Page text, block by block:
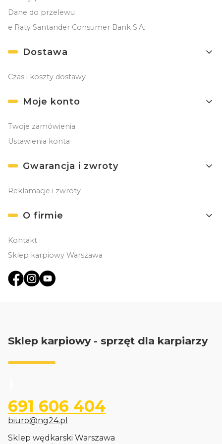
Dane do przelewu
e Raty Santander Consumer Bank S.A.
Dostawa
Czas i koszty dostawy
Moje konto
Twoje zamówienia
Ustawienia konta
Gwarancja i zwroty
Reklamacje i zwroty
O firmie
Kontakt
Sklep karpiowy Warszawa
Sklep karpiowy - sprzęt dla karpiarzy
691 606 404
biuro@ng24.pl
Sklep wędkarski Warszawa